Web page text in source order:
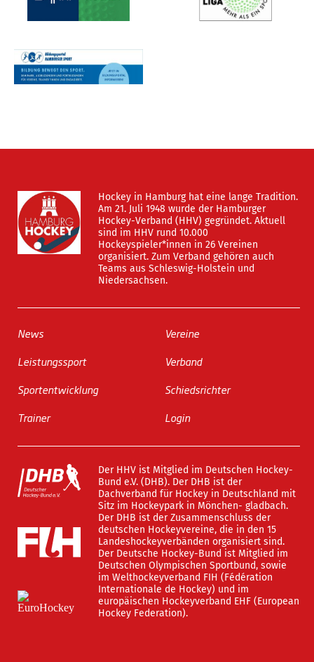
Hockey in Hamburg hat eine lange Tradition.
Am 21. Juli 1948 wurde der Hamburger
Hockey-Verband (HHV) gegründet. Aktuell
sind im HHV rund 10.000
Hockeyspieler*innen in 26 Vereinen
organisiert. Zum Verband gehören auch
Teams aus Schleswig-Holstein und
Niedersachsen.
News
Leistungssport
Sportentwicklung
Trainer
Vereine
Verband
Schiedsrichter
Login
Der HHV ist Mitglied im Deutschen Hockey-
Bund e.V. (DHB). Der DHB ist der
Dachverband für Hockey in Deutschland mit
Sitz im Hockeypark in Mönchen- gladbach.
Der DHB ist der Zusammenschluss der
deutschen Hockeyvereine, die in den 15
Landeshockeyverbänden organisiert sind.
Der Deutsche Hockey-Bund ist Mitglied im
Deutschen Olympischen Sportbund, sowie
im Welthockeyverband FIH (Fédération
Internationale de Hockey) und im
europäischen Hockeyverband EHF (European
Hockey Federation).